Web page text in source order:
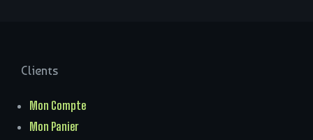
Clients
Mon Compte
Mon Panier